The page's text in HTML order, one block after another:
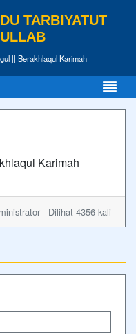
TARBIYATUT
|| Berakhlaqul Karimah
Karimah
- Dilihat 4356 kali